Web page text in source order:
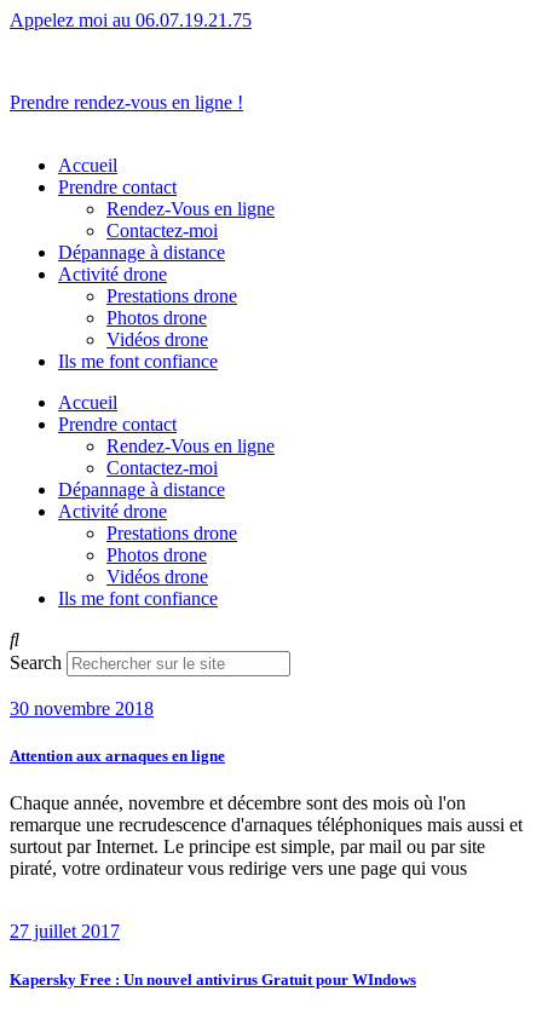
Appelez moi au 06.07.19.21.75
Prendre rendez-vous en ligne !
Accueil
Prendre contact
Rendez-Vous en ligne
Contactez-moi
Dépannage à distance
Activité drone
Prestations drone
Photos drone
Vidéos drone
Ils me font confiance
Accueil
Prendre contact
Rendez-Vous en ligne
Contactez-moi
Dépannage à distance
Activité drone
Prestations drone
Photos drone
Vidéos drone
Ils me font confiance
Search
30 novembre 2018
Attention aux arnaques en ligne
Chaque année, novembre et décembre sont des mois où l'on
remarque une recrudescence d'arnaques téléphoniques mais aussi et
surtout par Internet. Le principe est simple, par mail ou par site
piraté, votre ordinateur vous redirige vers une page qui vous
27 juillet 2017
Kapersky Free : Un nouvel antivirus Gratuit pour WIndows